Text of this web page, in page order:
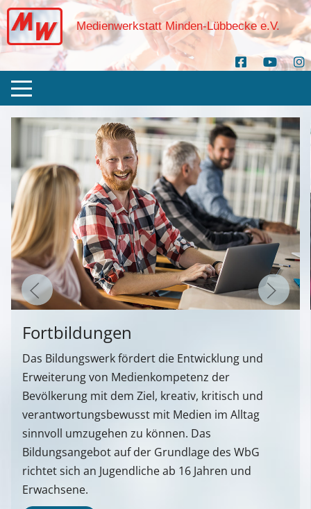
Medienwerkstatt Minden-Lübbecke e.V.
Fortbildungen
Das Bildungswerk fördert die Entwicklung und
Erweiterung von Medienkompetenz der
Bevölkerung mit dem Ziel, kreativ, kritisch und
verantwortungsbewusst mit Medien im Alltag
sinnvoll umzugehen zu können. Das
Bildungsangebot auf der Grundlage des WbG
richtet sich an Jugendliche ab 16 Jahren und
Erwachsene.